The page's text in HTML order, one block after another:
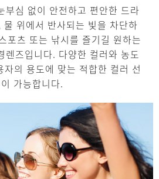
부심 없이 안전하고 편안한 드라
위에서 반사되는 빛을 차단하
포츠 또는 낚시를 즐기길 원하는
렌즈입니다. 다양한 컬러와 농도
자의 용도에 맞는 적합한 컬러 선
가능합니다.